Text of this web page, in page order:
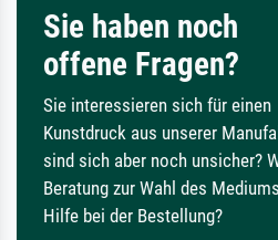
Sie haben noch
offene Fragen?
Sie interessieren sich für einen
Kunstdruck aus unserer
sind sich aber noch unsicher?
Beratung zur Wahl des
Hilfe bei der Bestellung?